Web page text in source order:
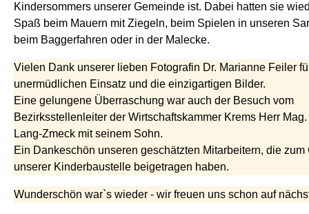
Kindersommers unserer Gemeinde ist. Dabei hatten sie
Spaß beim Mauern mit Ziegeln, beim Spielen in unseren
beim Baggerfahren oder in der Malecke.
Vielen Dank unserer lieben Fotografin Dr. Marianne Feiler
unermüdlichen Einsatz und die einzigartigen Bilder.
Eine gelungene Überraschung war auch der Besuch vom
Bezirksstellenleiter der Wirtschaftskammer Krems Herr
Lang-Zmeck mit seinem Sohn.
Ein Dankeschön unseren geschätzten Mitarbeitern, die zum
unserer Kinderbaustelle beigetragen haben.
Wunderschön war`s wieder - wir freuen uns schon auf